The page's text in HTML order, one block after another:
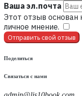
Ваша эл.почта
Этот отзыв
личное мнение.
Отправить свой отзыв
Поделиться
Связаться с нами